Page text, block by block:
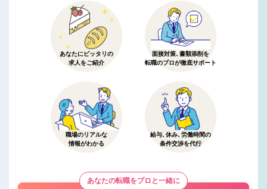
あなたにピッタリの
求人をご紹介
面接対策、書類添削を
転職のプロが徹底サポート
職場のリアルな
情報がわかる
給与、休み、労働時間の
条件交渉を代行
あなたの転職をプロと一緒に